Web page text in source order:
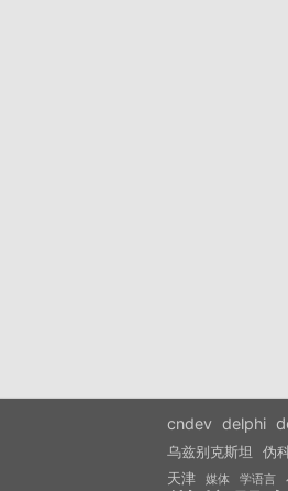
cndev delphi
乌兹别克斯坦 伪
天津 媒体 学语言